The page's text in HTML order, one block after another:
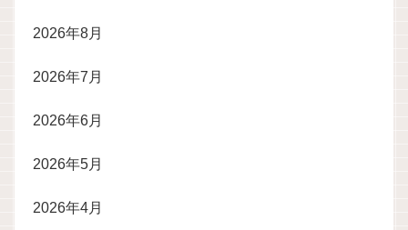
2026年8月
2026年7月
2026年6月
2026年5月
2026年4月